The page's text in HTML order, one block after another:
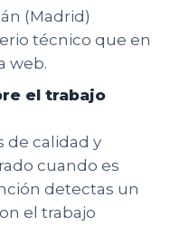
(Madrid)
técnico que en
web.
el trabajo
de calidad y
cuando es
detectas un
el trabajo